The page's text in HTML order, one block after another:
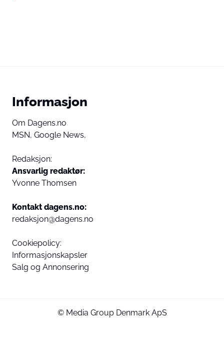
Informasjon
Om Dagens.no
MSN, Google News,
Redaksjon:
Ansvarlig redaktør:
Yvonne Thomsen
Kontakt dagens.no:
redaksjon@dagens.no
Cookiepolicy:
Informasjonskapsler
Salg og Annonsering
© Media Group Denmark ApS